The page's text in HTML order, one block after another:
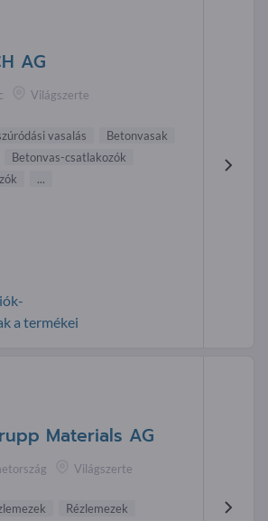
AG
Világszerte
vasalás
Betonvasak
Betonvas-csatlakozók
...
a termékei
Materials AG
Világszerte
Rézlemezek